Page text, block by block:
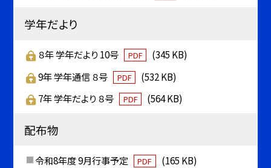
学年だより
８年 学年だより 10号 PDF
(345 KB)
9年 学年通信 ８号
PDF
(532 KB)
7年 学年だより ８号
PDF (564 KB)
配布物
令和8年度 9月行事予定 PDF
(165 KB)